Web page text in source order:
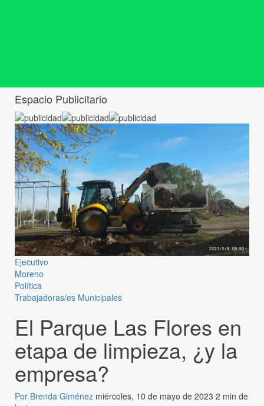
Espacio Publicitario
Ejecutivo
Moreno
Política
Trabajadoras/es Municipales
El Parque Las Flores en
etapa de limpieza, ¿y la
empresa?
Por Brenda Giménez miércoles, 10 de mayo de 2023 2 min de